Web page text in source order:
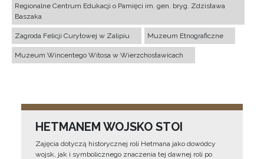
Regionalne Centrum Edukacji o Pamięci im. gen. bryg. Zdzisława
Baszaka
Zagroda Felicji Curyłowej w Zalipiu Muzeum Etnograficzne
Muzeum Wincentego Witosa w Wierzchosławicach
HETMANEM WOJSKO STOI
Zajęcia dotyczą historycznej roli Hetmana jako dowódcy
wojsk, jak i symbolicznego znaczenia tej dawnej roli po